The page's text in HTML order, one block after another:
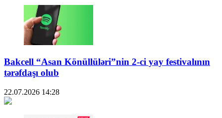
Bakcell “Asan Könüllüləri”nin 2-ci yay festivalının
tərəfdaşı olub
22.07.2026 14:28